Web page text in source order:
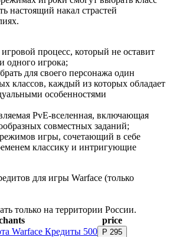
настоящий накал страстей
процесс, который не оставит
одного игрока;
для своего персонажа один
классов, каждый из которых обладает
особенностями
PvE-вселенная, включающая
совместных заданий;
игры, сочетающий в себе
классику и интригующие
для игры Warface (только
только на территории России.
price
Warface Кредиты 500
Р 295